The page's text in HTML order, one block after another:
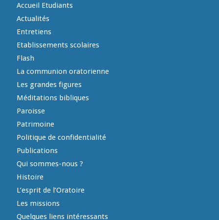
Accueil Etudiants
Actualités
Entretiens
Etablissements scolaires
Flash
La communion oratorienne
Les grandes figures
Méditations bibliques
Paroisse
Patrimoine
Politique de confidentialité
Publications
Qui sommes-nous ?
Histoire
L’esprit de l’Oratoire
Les missions
Quelques liens intéressants